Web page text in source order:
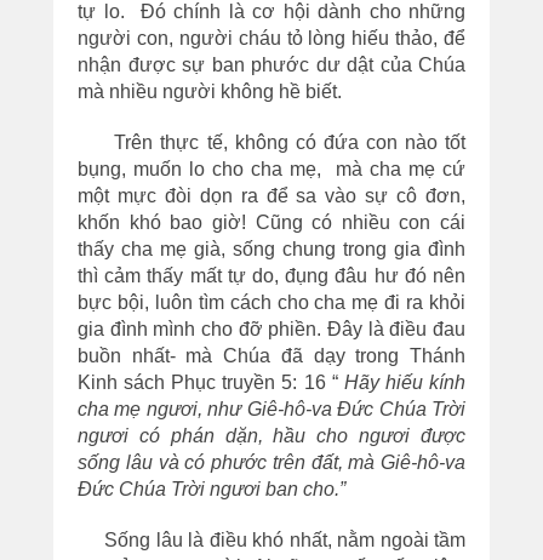
tự lo. Đó chính là cơ hội dành cho những
người con, người cháu tỏ lòng hiếu thảo, để
nhận được sự ban phước dư dật của Chúa
mà nhiều người không hề biết.
Trên thực tế, không có đứa con nào tốt
bụng, muốn lo cho cha mẹ, mà cha mẹ cứ
một mực đòi dọn ra để sa vào sự cô đơn,
khốn khó bao giờ! Cũng có nhiều con cái
thấy cha mẹ già, sống chung trong gia đình
thì cảm thấy mất tự do, đụng đâu hư đó nên
bực bội, luôn tìm cách cho cha mẹ đi ra khỏi
gia đình mình cho đỡ phiền. Đây là điều đau
buồn nhất- mà Chúa đã dạy trong Thánh
Kinh sách Phục truyền 5: 16 “Hãy hiếu kính
cha mẹ ngươi, như Giê-hô-va Đức Chúa Trời
ngươi có phán dặn, hầu cho ngươi được
sống lâu và có phước trên đất, mà Giê-hô-va
Đức Chúa Trời ngươi ban cho.”
Sống lâu là điều khó nhất, nằm ngoài tầm